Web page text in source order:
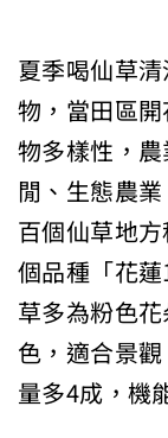
夏季喝仙草
物，當田區
物多樣性，
閒、生態農
百個仙草地
個品種「花
草多為粉色
色，適合景
量多4成，機